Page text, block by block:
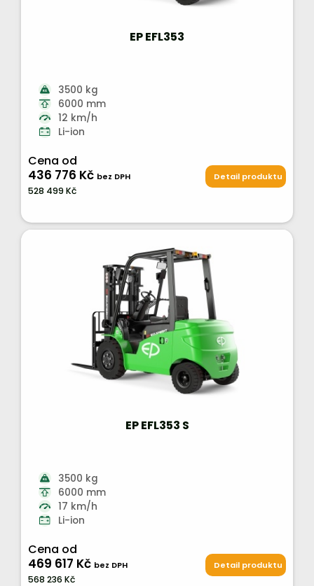
EP EFL353
3500 kg
6000 mm
12 km/h
Li-ion
Cena od
436 776 Kč bez DPH
528 499 Kč
Detail produktu
EP EFL353 S
3500 kg
6000 mm
17 km/h
Li-ion
Cena od
469 617 Kč bez DPH
568 236 Kč
Detail produktu